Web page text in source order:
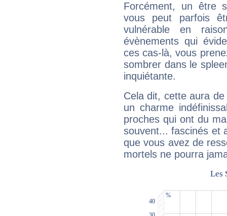
Forcément, un être
vous peut parfois
vulnérable en
évènements qui
ces cas-là, vous
sombrer dans le
inquiétante.
Cela dit, cette aura
un charme
proches qui ont du
souvent... fascinés et
que vous avez de
mortels ne pourra